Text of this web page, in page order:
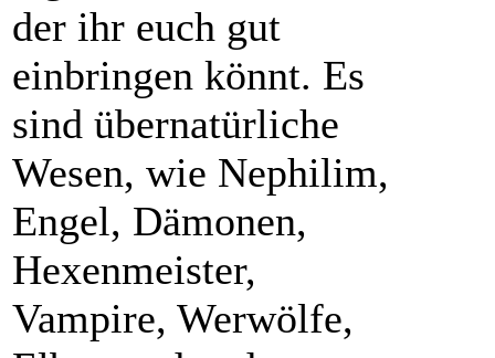
der ihr euch gut
einbringen könnt. Es
sind übernatürliche
Wesen, wie Nephilim,
Engel, Dämonen,
Hexenmeister,
Vampire, Werwölfe,